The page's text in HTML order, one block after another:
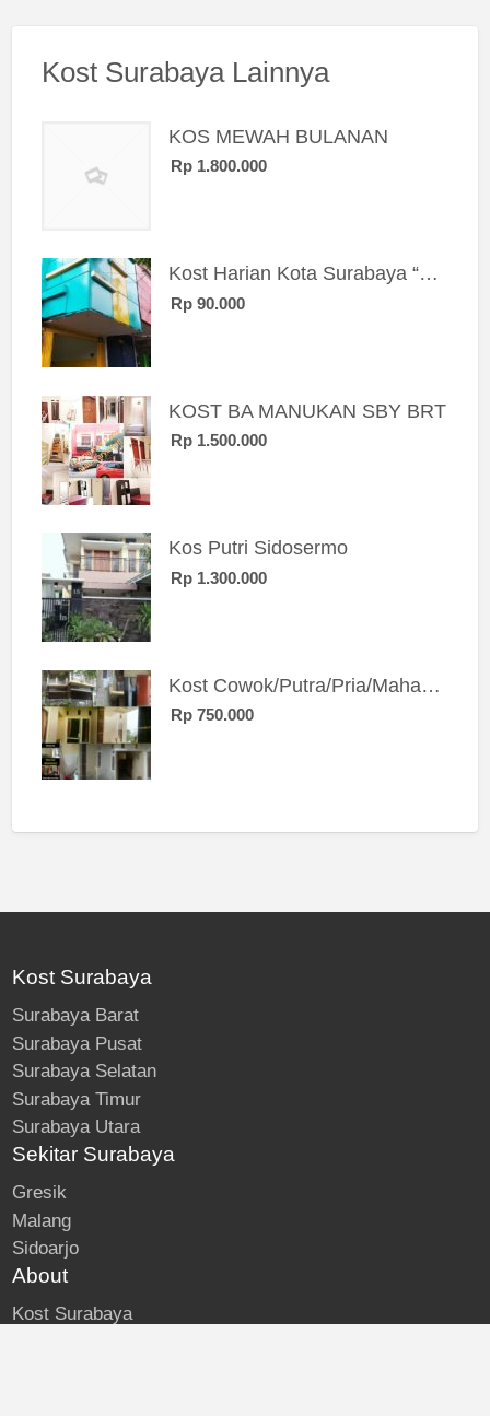
Kost Surabaya Lainnya
KOS MEWAH BULANAN
Rp 1.800.000
Kost Harian Kota Surabaya “Sierra Kost”
Rp 90.000
KOST BA MANUKAN SBY BRT
Rp 1.500.000
Kos Putri Sidosermo
Rp 1.300.000
Kost Cowok/Putra/Pria/Mahasiswa/Karyawan SIngle eksklusif bangunan baru
Rp 750.000
Kost Surabaya
Surabaya Barat
Surabaya Pusat
Surabaya Selatan
Surabaya Timur
Surabaya Utara
Sekitar Surabaya
Gresik
Malang
Sidoarjo
About
Kost Surabaya